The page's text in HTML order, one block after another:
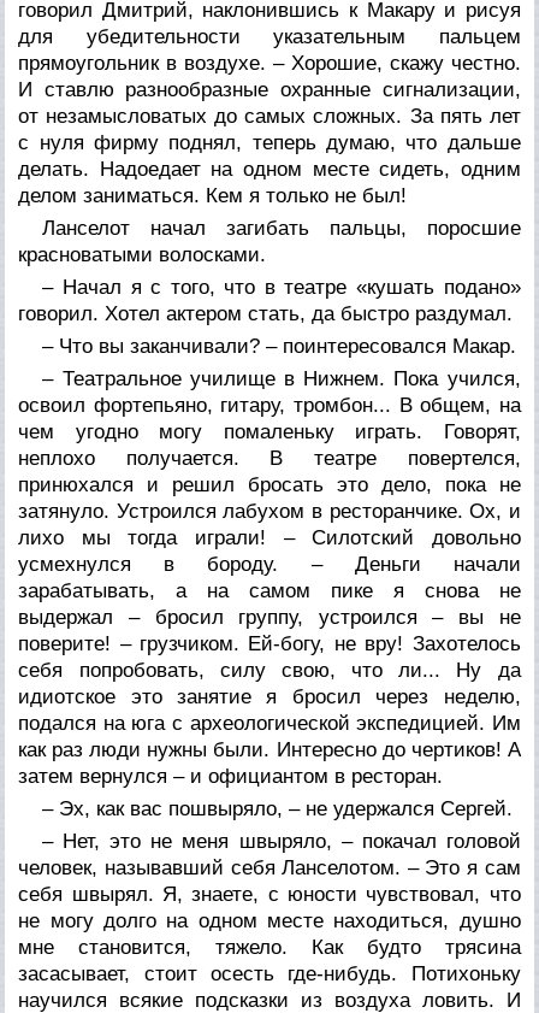
говорил Дмитрий, наклонившись к Макару и рисуя
для убедительности указательным пальцем
прямоугольник в воздухе. – Хорошие, скажу честно.
И ставлю разнообразные охранные сигнализации,
от незамысловатых до самых сложных. За пять лет
с нуля фирму поднял, теперь думаю, что дальше
делать. Надоедает на одном месте сидеть, одним
делом заниматься. Кем я только не был!
Ланселот начал загибать пальцы, поросшие
красноватыми волосками.
– Начал я с того, что в театре «кушать подано»
говорил. Хотел актером стать, да быстро раздумал.
– Что вы заканчивали? – поинтересовался Макар.
– Театральное училище в Нижнем. Пока учился,
освоил фортепьяно, гитару, тромбон... В общем, на
чем угодно могу помаленьку играть. Говорят,
неплохо получается. В театре повертелся,
принюхался и решил бросать это дело, пока не
затянуло. Устроился лабухом в ресторанчике. Ох, и
лихо мы тогда играли! – Силотский довольно
усмехнулся в бороду. – Деньги начали
зарабатывать, а на самом пике я снова не
выдержал – бросил группу, устроился – вы не
поверите! – грузчиком. Ей-богу, не вру! Захотелось
себя попробовать, силу свою, что ли... Ну да
идиотское это занятие я бросил через неделю,
подался на юга с археологической экспедицией. Им
как раз люди нужны были. Интересно до чертиков! А
затем вернулся – и официантом в ресторан.
– Эх, как вас пошвыряло, – не удержался Сергей.
– Нет, это не меня швыряло, – покачал головой
человек, называвший себя Ланселотом. – Это я сам
себя швырял. Я, знаете, с юности чувствовал, что
не могу долго на одном месте находиться, душно
мне становится, тяжело. Как будто трясина
засасывает, стоит осесть где-нибудь. Потихоньку
научился всякие подсказки из воздуха ловить. И